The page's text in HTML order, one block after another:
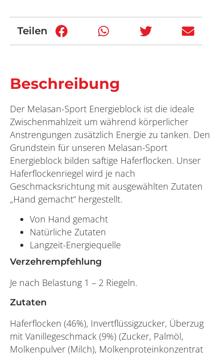
Teilen
Beschreibung
Der Melasan-Sport Energieblock ist die ideale
Zwischenmahlzeit um während körperlicher
Anstrengungen zusätzlich Energie zu tanken. Den
Grundstein für unseren Melasan-Sport
Energieblock bilden saftige Haferflocken. Unser
Haferflockenriegel wird je nach
Geschmacksrichtung mit ausgewählten Zutaten
„Hand gemacht“ hergestellt.
Von Hand gemacht
Natürliche Zutaten
Langzeit-Energiequelle
Verzehrempfehlung
Je nach Belastung 1 – 2 Riegeln.
Zutaten
Haferflocken (46%), Invertflüssigzucker, Überzug
mit Vanillegeschmack (9%) (Zucker, Palmöl,
Molkenpulver (Milch), Molkenproteinkonzentrat